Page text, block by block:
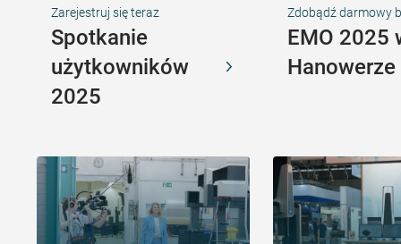
Zarejestruj się teraz
Spotkanie
użytkowników
2025
Zdobądź darmowy
EMO 2025
Hanowerze